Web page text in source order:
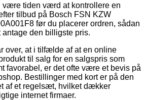
være tiden værd at kontrollere en
tilbud på Bosch FSN KZW
før du placerer ordren, sådan
antage den billigste pris.
over, at i tilfælde af at en online
til salg for en salgspris som
favorabel, er det ofte være et bevis på
Bestillinger med kort er på den
af et regelsæt, hvilket dækker
internet firmaer.